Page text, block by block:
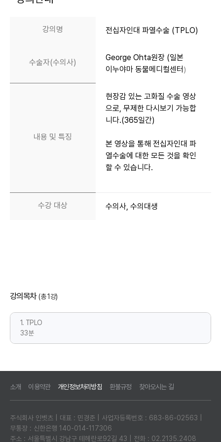
강의명 전십자인대 파열수술 (TPLO)
수술자(수의사)
George Ohta원장 (일본
이누야마 동물메디컬센터 )
내용 및 특징
현장감 있는 고화질 수술 영상
으로, 무제한 다시보기 가능합
니다.(365일간)
본 영상을 통해 전십자인대 파
열수술에 대한 모든 것을 확인
할 수 있습니다.
수강 대상 수의사, 수의대생
강의목차 (총 1강)
1. TPLO
33분
소개 이용약관 개인정보처리방침 환불규정 찾아오시는 길
주식회사 인벳츠 | 대표 : 민경준 | 사업자등록번호 : 683-86-02563 |
무통장 : 신한은행 140-014-117306
주소 : 서울특별시 강남구 테헤란로92길 43 | 전화 : 02.2135.2408